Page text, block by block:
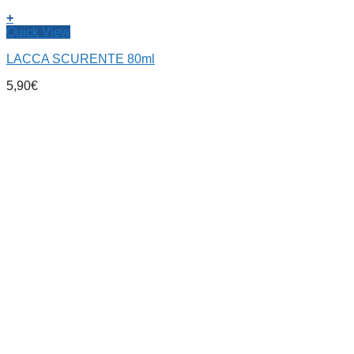
+
Quick View
LACCA SCURENTE 80ml
5,90€